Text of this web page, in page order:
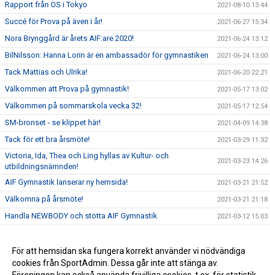
Rapport från OS i Tokyo 2021-08-10 13:44
Succé för Prova på även i år! 2021-06-27 15:34
Nora Brynggård är årets AIF:are 2020! 2021-06-24 13:12
BilNilsson: Hanna Lorin är en ambassadör för gymnastiken 2021-06-24 13:00
Tack Mattias och Ulrika! 2021-06-20 22:21
Välkommen att Prova på gymnastik! 2021-05-17 13:02
Välkommen på sommarskola vecka 32! 2021-05-17 12:54
SM-bronset - se klippet här! 2021-04-09 14:38
Tack för ett bra årsmöte! 2021-03-29 11:32
Victoria, Ida, Thea och Ling hyllas av Kultur- och
utbildningsnämnden!
2021-03-23 14:26
AIF Gymnastik lanserar ny hemsida! 2021-03-21 21:52
Välkomna på årsmöte! 2021-03-21 21:18
Handla NEWBODY och stötta AIF Gymnastik 2021-03-12 15:03
SM-brons till AIF Gymnastik! 2020-10-14 19:20
Fina prestationer i junior SM 2020-10-14 19:13
För att hemsidan ska fungera korrekt använder vi nödvändiga
cookies från SportAdmin. Dessa går inte att stänga av.